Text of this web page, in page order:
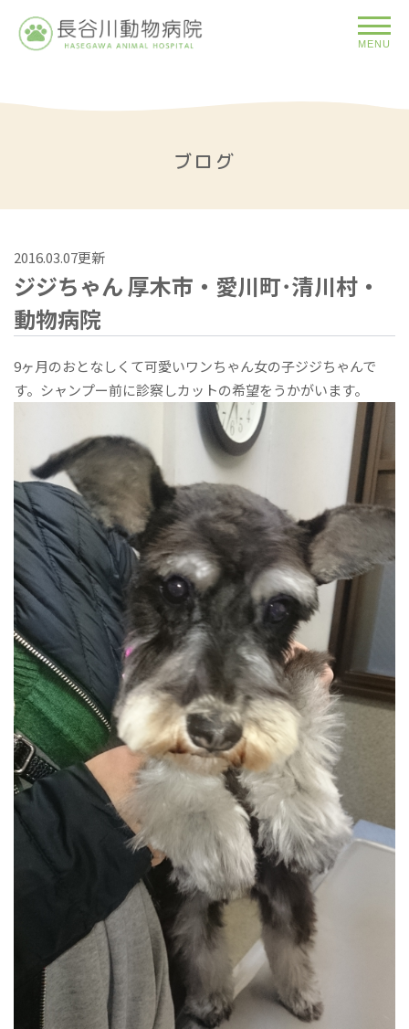
MENU
ブログ
2016.03.07更新
ジジちゃん 厚木市・愛川町･清川村・
動物病院
9ヶ月のおとなしくて可愛いワンちゃん女の子ジジちゃんで
す。シャンプー前に診察しカットの希望をうかがいます。